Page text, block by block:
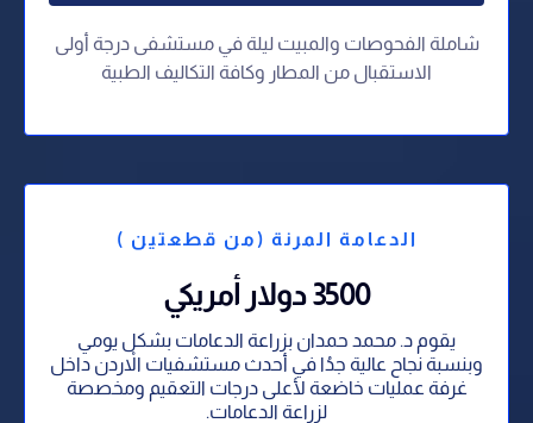
شاملة الفحوصات والمبيت ليلة في مستشفى درجة أولى
⁠الاستقبال من المطار وكافة التكاليف الطبية
الدعامة المرنة (من قطعتين )
3500 دولار أمريكي
يقوم د. محمد حمدان بزراعة الدعامات بشكل يومي
وبنسبة نجاح عالية جدُا في أحدث مستشفيات الاْردن داخل
غرفة عمليات خاضعة لأعلى درجات التعقيم ومخصصة
لزراعة الدعامات.